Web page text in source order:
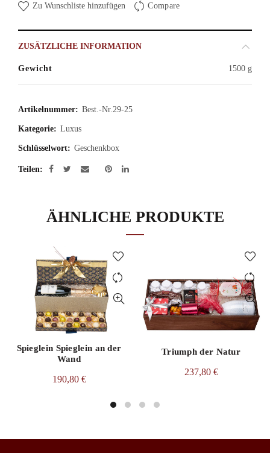
Zu Wunschliste hinzufügen Compare
ZUSÄTZLICHE INFORMATION
Gewicht 1500 g
Artikelnummer: Best.-Nr.29-25
Kategorie: Luxus
Schlüsselwort: Geschenkbox
Teilen
ÄHNLICHE PRODUKTE
Spieglein Spieglein an der
Wand
190,80 €
Triumph der Natur
237,80 €